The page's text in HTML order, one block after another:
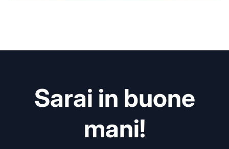
Sarai in buone
mani!